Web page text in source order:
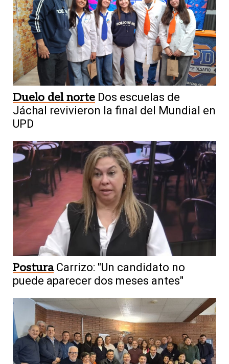
Duelo del norte Dos escuelas de
Jáchal revivieron la final del Mundial en
UPD
Postura Carrizo: "Un candidato no
puede aparecer dos meses antes"